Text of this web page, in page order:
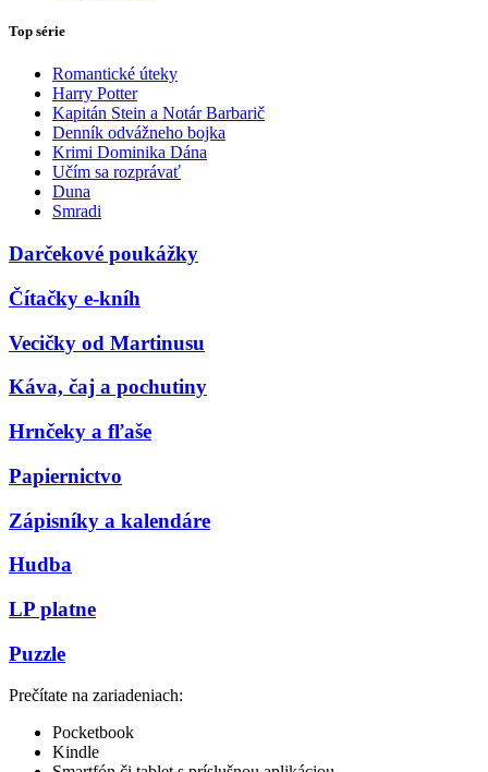
Top série
Romantické úteky
Harry Potter
Kapitán Stein a Notár Barbarič
Denník odvážneho bojka
Krimi Dominika Dána
Učím sa rozprávať
Duna
Smradi
Darčekové poukážky
Čítačky e-kníh
Vecičky od Martinusu
Káva, čaj a pochutiny
Hrnčeky a fľaše
Papiernictvo
Zápisníky a kalendáre
Hudba
LP platne
Puzzle
Prečítate na zariadeniach:
Pocketbook
Kindle